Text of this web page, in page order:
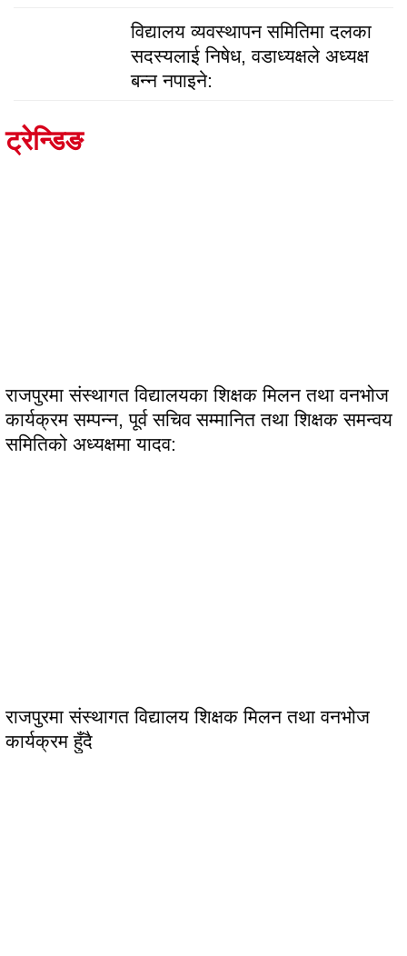
विद्यालय व्यवस्थापन समितिमा दलका
सदस्यलाई निषेध, वडाध्यक्षले अध्यक्ष
बन्न नपाइने:
ट्रेन्डिङ
राजपुरमा संस्थागत विद्यालयका शिक्षक मिलन तथा वनभोज
कार्यक्रम सम्पन्न, पूर्व सचिव सम्मानित तथा शिक्षक समन्वय
समितिको अध्यक्षमा यादव:
राजपुरमा संस्थागत विद्यालय शिक्षक मिलन तथा वनभोज
कार्यक्रम हुँदै